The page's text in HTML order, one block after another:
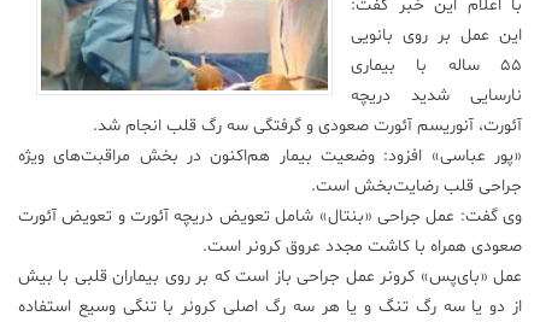
زیست
علم
و
فناوری
عکس
پادکست
با اعلام این خبر گفت:
این عمل بر روی بانویی
۵۵ ساله با بیماری
نارسایی شدید دریچه
آئورت، آنوریسم آئورت صعودی و گرفتگی سه رگ قلب انجام شد.
«پور عباسی» افزود: وضعیت بیمار هم‌اکنون در بخش مراقبت‌های ویژه
جراحی قلب رضایت‌بخش است.
وی گفت: عمل جراحی «بنتال» شامل تعویض دریچه آئورت و تعویض آئورت
صعودی همراه با کاشت مجدد عروق کرونر است.
عمل «بای‌پس» کرونر عمل جراحی باز است که بر روی بیماران قلبی با بیش
از دو یا سه رگ تنگ و یا هر سه رگ اصلی کرونر با تنگی وسیع استفاده